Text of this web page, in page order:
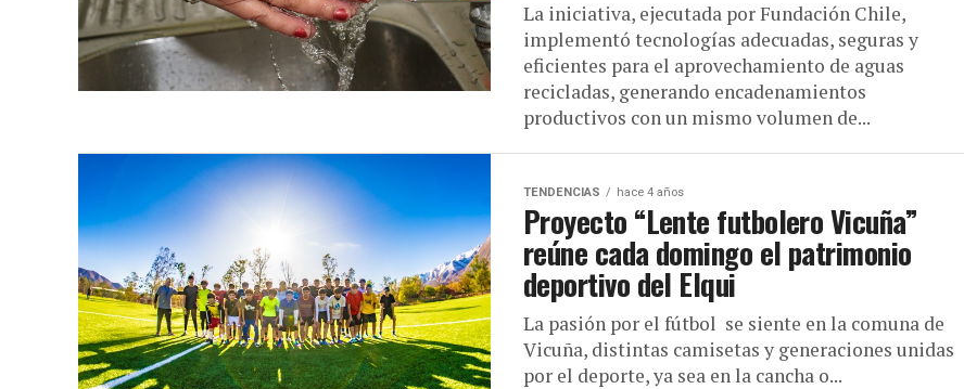
La iniciativa, ejecutada por Fundación Chile,
implementó tecnologías adecuadas, seguras y
eficientes para el aprovechamiento de aguas
recicladas, generando encadenamientos
productivos con un mismo volumen de...
TENDENCIAS hace 4 años
Proyecto “Lente futbolero Vicuña”
reúne cada domingo el patrimonio
deportivo del Elqui
La pasión por el fútbol se siente en la comuna de
Vicuña, distintas camisetas y generaciones unidas
por el deporte, ya sea en la cancha o...